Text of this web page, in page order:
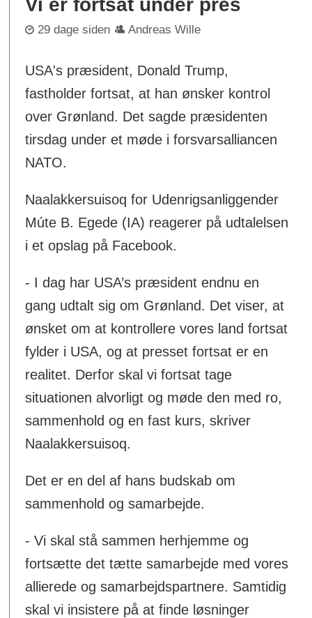
Vi er fortsat under pres
29 dage siden Andreas Wille
USA's præsident, Donald Trump,
fastholder fortsat, at han ønsker kontrol
over Grønland. Det sagde præsidenten
tirsdag under et møde i forsvarsalliancen
NATO.
Naalakkersuisoq for Udenrigsanliggender
Múte B. Egede (IA) reagerer på udtalelsen
i et opslag på Facebook.
- I dag har USA’s præsident endnu en
gang udtalt sig om Grønland. Det viser, at
ønsket om at kontrollere vores land fortsat
fylder i USA, og at presset fortsat er en
realitet. Derfor skal vi fortsat tage
situationen alvorligt og møde den med ro,
sammenhold og en fast kurs, skriver
Naalakkersuisoq.
Det er en del af hans budskab om
sammenhold og samarbejde.
- Vi skal stå sammen herhjemme og
fortsætte det tætte samarbejde med vores
allierede og samarbejdspartnere. Samtidig
skal vi insistere på at finde løsninger